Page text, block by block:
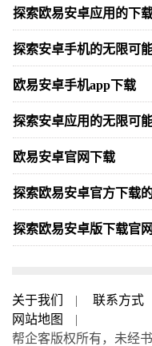
探索欧易安卓应用的下
探索安卓手机的无限可
欧易安卓手机app下载
探索安卓应用的无限可
欧易安卓官网下载
探索欧易安卓官方下载
探索欧易安卓版下载官
关于我们 | 联系方式
网站地图
|
帮企客版权所有，未经